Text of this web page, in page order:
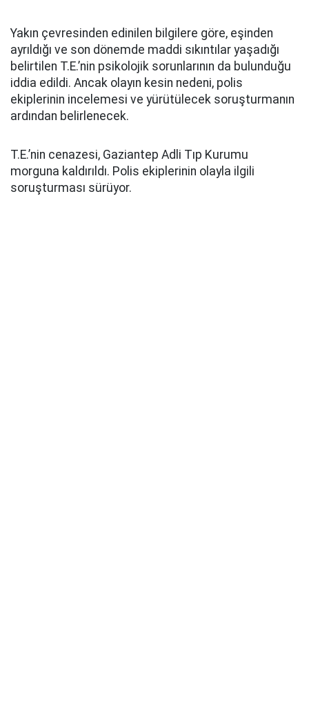
Yakın çevresinden edinilen bilgilere göre, eşinden
ayrıldığı ve son dönemde maddi sıkıntılar yaşadığı
belirtilen T.E.’nin psikolojik sorunlarının da bulunduğu
iddia edildi. Ancak olayın kesin nedeni, polis
ekiplerinin incelemesi ve yürütülecek soruşturmanın
ardından belirlenecek.
T.E.’nin cenazesi, Gaziantep Adli Tıp Kurumu
morguna kaldırıldı. Polis ekiplerinin olayla ilgili
soruşturması sürüyor.